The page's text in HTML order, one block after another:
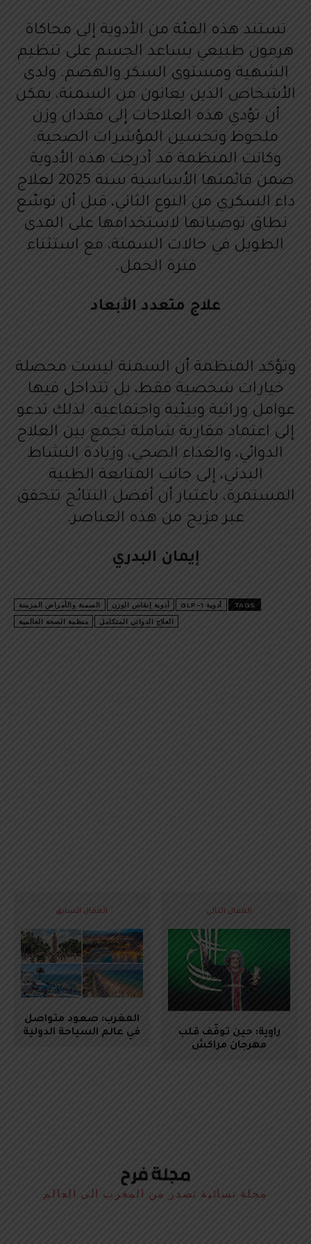
تستند هذه الفئة من الأدوية إلى محاكاة
هرمون طبيعي يساعد الجسم على تنظيم
الشهية ومستوى السكر والهضم. ولدى
الأشخاص الذين يعانون من السمنة، يمكن
أن تؤدي هذه العلاجات إلى فقدان وزن
ملحوظ وتحسين المؤشرات الصحية.
وكانت المنظمة قد أدرجت هذه الأدوية
ضمن قائمتها الأساسية سنة 2025 لعلاج
داء السكري من النوع الثاني، قبل أن توسّع
نطاق توصياتها لاستخدامها على المدى
الطويل في حالات السمنة، مع استثناء
فترة الحمل.
علاج متعدد الأبعاد
وتؤكد المنظمة أن السمنة ليست محصلة
خيارات شخصية فقط، بل تتداخل فيها
عوامل وراثية وبيئية واجتماعية. لذلك تدعو
إلى اعتماد مقاربة شاملة تجمع بين العلاج
الدوائي، والغذاء الصحي، وزيادة النشاط
البدني، إلى جانب المتابعة الطبية
المستمرة، باعتبار أن أفضل النتائج تتحقق
عبر مزيج من هذه العناصر.
إيمان البدري
TAGS أدوية GLP-1 أدوية إنقاص الوزن السمنة والأمراض المزمنة
العلاج الدوائي المتكامل منظمة الصحة العالمية
المقال السابق
المغرب: صعود متواصل
في عالم السياحة الدولية
المقال التالي
راوية: حين توقّف قلب
مهرجان مراكش
مجلة نسائية تصدر من المغرب الى العالم